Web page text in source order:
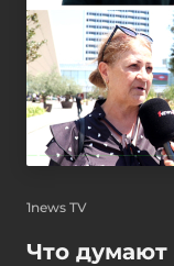
1news TV
Что